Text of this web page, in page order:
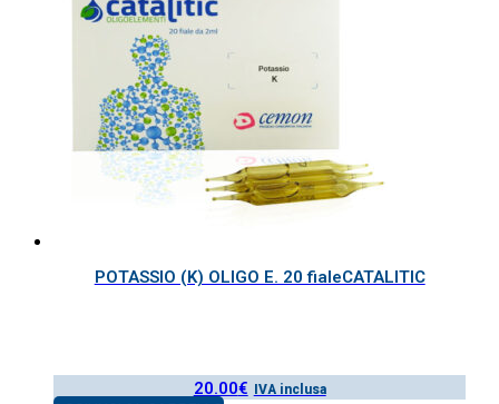
POTASSIO (K) OLIGO E. 20 fialeCATALITIC
20.00€ IVA inclusa